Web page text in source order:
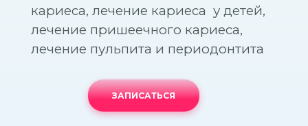
кариеса, лечение кариеса у детей,
лечение пришеечного кариеса,
лечение пульпита и периодонтита
ЗАПИСАТЬСЯ